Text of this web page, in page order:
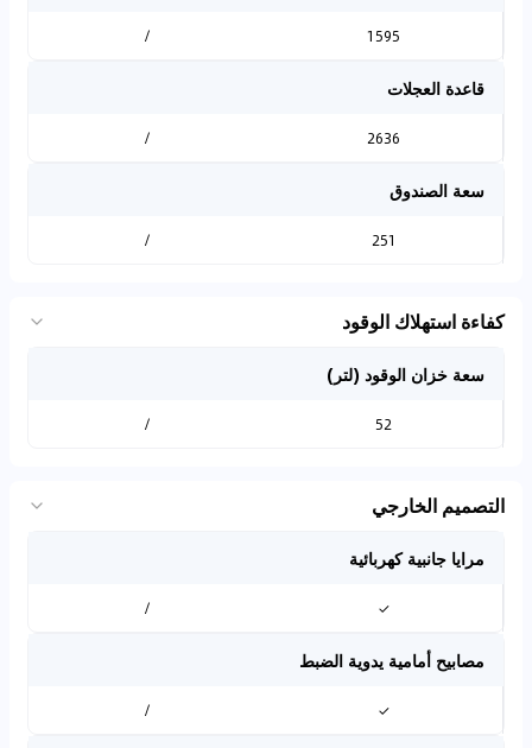
1595
/
قاعدة العجلات
2636
/
سعة الصندوق
251
/
كفاءة استهلاك الوقود
سعة خزان الوقود (لتر)
52
/
التصميم الخارجي
مرايا جانبية كهربائية
✓
/
مصابيح أمامية يدوية الضبط
✓
/